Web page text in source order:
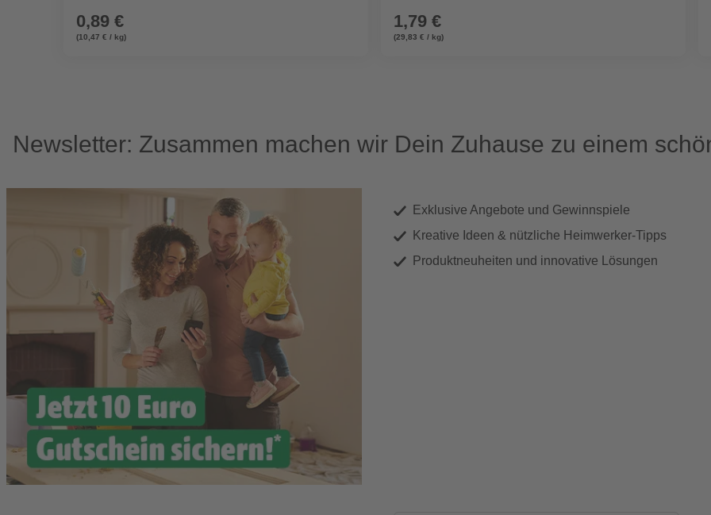
0,89 €
(10,47 € / kg)
1,79 €
(29,83 € / kg)
Newsletter: Zusammen machen wir Dein Zuhause zu einem
Exklusive Angebote und Gewinnspiele
Kreative Ideen & nützliche Heimwerker-Tipps
Produktneuheiten und innovative Lösungen